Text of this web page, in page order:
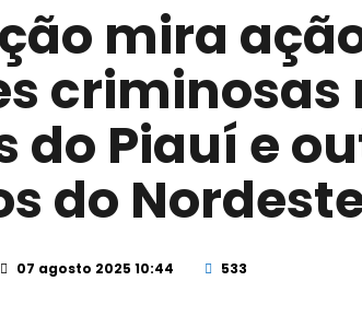
mira
criminosas
do Piauí e
do
07 agosto 2025 10:44 533